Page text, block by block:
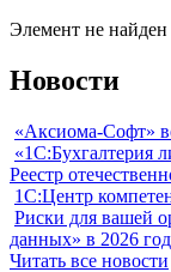
Элемент не найден
Новости
«Аксиома-Софт»
«1С:Бухгалтерия
Реестр
1С:Центр
Риски для вашей
данных» в 2026
Читать все новости